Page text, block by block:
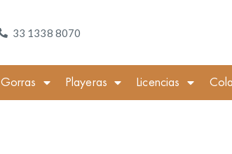
33 1338 8070
Gorras Playeras Licencias